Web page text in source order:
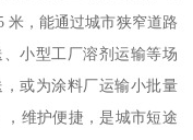
米，能通过城市狭窄道路
小型工厂溶剂运输等场
或为涂料厂运输小批量
维护便捷，是城市短途